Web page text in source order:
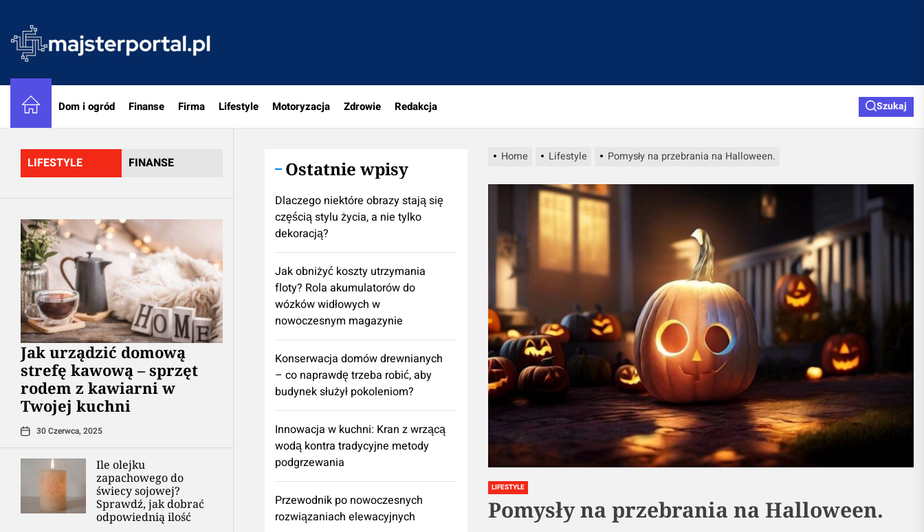
the
content
Dom i ogród Finanse Firma Lifestyle Motoryzacja Zdrowie Redakcja Szukaj
LIFESTYLE FINANSE
​Jak urządzić domową
strefę kawową – sprzęt
rodem z kawiarni w
Twojej kuchni
30 Czerwca, 2025
Ile olejku
zapachowego do
świecy sojowej?
Sprawdź, jak dobrać
odpowiednią ilość
Home Lifestyle Pomysły na przebrania na Halloween.
LIFESTYLE
Pomysły na przebrania na Halloween.
Ostatnie wpisy
Dlaczego niektóre obrazy stają się
częścią stylu życia, a nie tylko
dekoracją?
Jak obniżyć koszty utrzymania
floty? Rola akumulatorów do
wózków widłowych w
nowoczesnym magazynie
Konserwacja domów drewnianych
– co naprawdę trzeba robić, aby
budynek służył pokoleniom?
Innowacja w kuchni: Kran z wrzącą
wodą kontra tradycyjne metody
podgrzewania
Przewodnik po nowoczesnych
rozwiązaniach elewacyjnych